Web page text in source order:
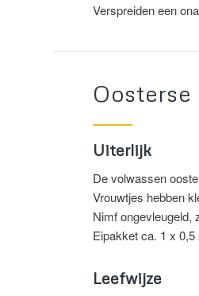
Verspreiden een
Uiterlijk
De volwassen
Vrouwtjes hebben
Nimf ongevleugeld,
Eipakket ca. 1 x
Leefwijze